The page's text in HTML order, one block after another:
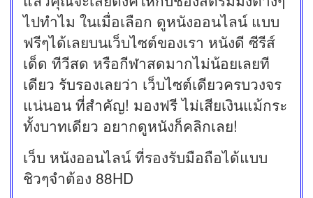
ไปทำไม ในเมื่อเลือก ดูหนังออนไลน์ แบบ
ฟรีๆได้เลยบนเว็บไซต์ของเรา หนังดี ซีรีส์
เด็ด ทีวีสด หรือกีฬาสดมากไม่น้อยเลยที
เดียว รับรองเลยว่า เว็บไซต์เดียวครบวงจร
แน่นอน ที่สำคัญ! มองฟรี ไม่เสียเงินแม้กระ
ทั้งบาทเดียว อยากดูหนังก็คลิกเลย!
เว็บ หนังออนไลน์ ที่รองรับมือถือได้แบบ
ชิวๆจำต้อง 88HD